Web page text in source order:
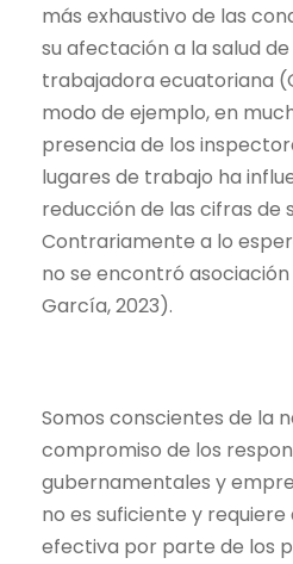
más exhaustivo de las
su afectación a la salud
trabajadora ecuatoriana
modo de ejemplo, en
presencia de los
lugares de trabajo ha
reducción de las cifras de
Contrariamente a lo
no se encontró
García, 2023).
Somos conscientes de la
compromiso de los
gubernamentales y
no es suficiente y
efectiva por parte de los